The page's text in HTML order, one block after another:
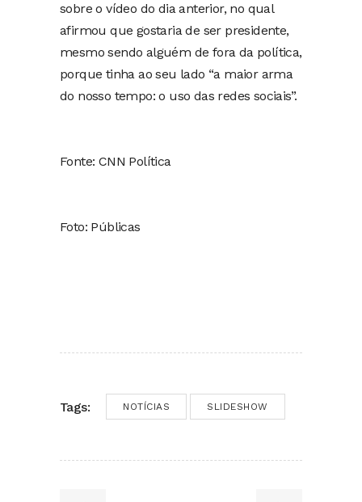
sobre o vídeo do dia anterior, no qual
afirmou que gostaria de ser presidente,
mesmo sendo alguém de fora da política,
porque tinha ao seu lado “a maior arma
do nosso tempo: o uso das redes sociais”.
Fonte: CNN Política
Foto: Públicas
Tags: NOTÍCIAS SLIDESHOW